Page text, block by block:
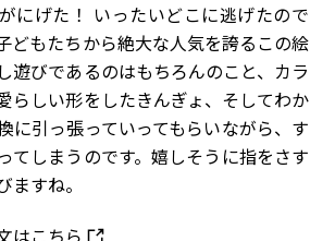
にげた！ いったいどこに逃げたので
どもたちから絶大な人気を誇るこの絵
遊びであるのはもちろんのこと、カラ
らしい形をしたきんぎょ、そしてわか
に引っ張っていってもらいながら、す
てしまうのです。嬉しそうに指をさす
ますね。